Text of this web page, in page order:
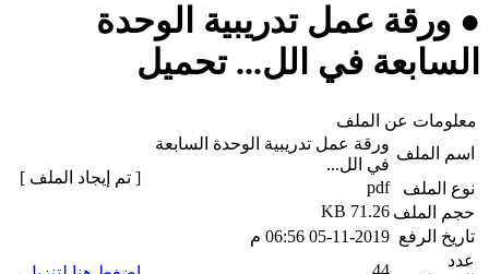
● ورقة عمل تدريبية الوحدة
السابعة في الل... تحميل
معلومات عن الملف
اسم الملف
ورقة عمل تدريبية الوحدة السابعة
في الل...
نوع الملف
pdf
حجم الملف 71.26 KB
تاريخ الرفع 05-11-2019 06:56 م
عدد
44
[ تم إيجاد الملف ]